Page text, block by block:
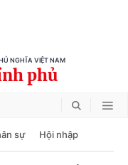
NGHĨA VIỆT NAM
phủ
sự Hội nhập